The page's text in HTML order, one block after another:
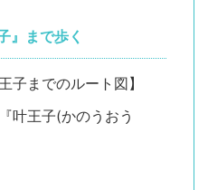
』まで歩く
子までのルート図】
叶王子(かのうおう